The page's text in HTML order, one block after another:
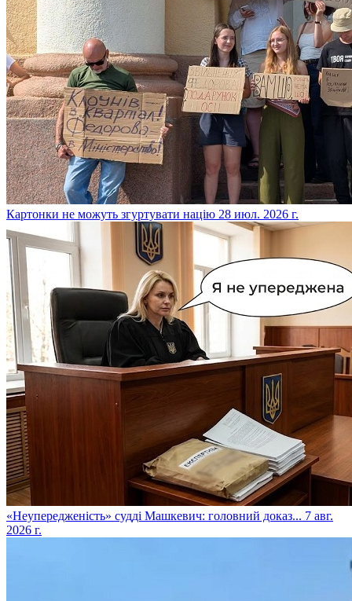
​Картонки не можуть згуртувати націю 28 июл. 2026 г.
​«Неупередженість» судді Машкевич: головний доказ... 7 авг.
2026 г.